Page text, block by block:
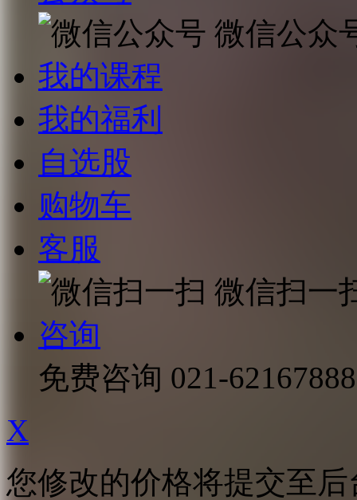
微信公众
我的课程
我的福利
自选股
购物车
客服
微信扫一
咨询
免费咨询 021-62167888
X
您修改的价格将提交至